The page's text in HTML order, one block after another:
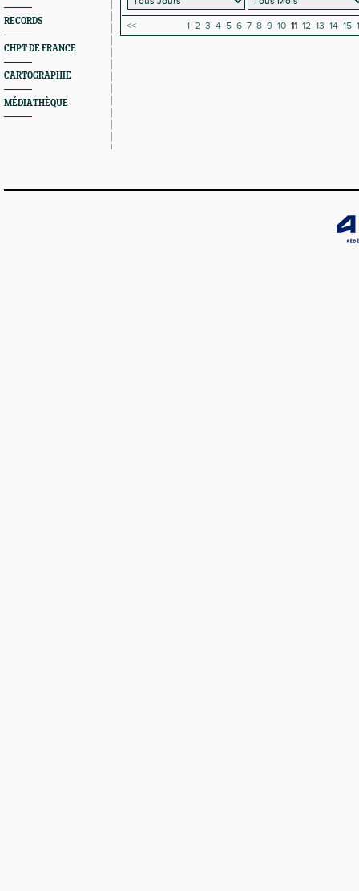
RECORDS
CHPT DE FRANCE
CARTOGRAPHIE
MÉDIATHÈQUE
<< 1 2 3 4 5 6 7 8 9 10 11 12 13 14 15